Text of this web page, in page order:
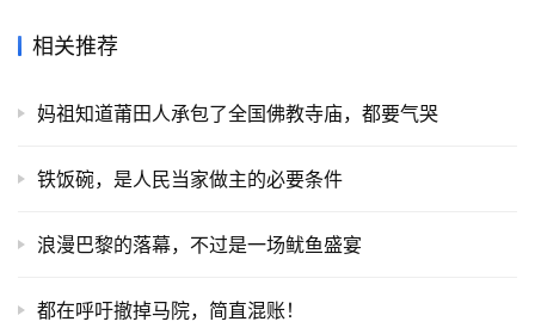
相关推荐
妈祖知道莆田人承包了全国佛教寺庙，都要气哭
铁饭碗，是人民当家做主的必要条件
浪漫巴黎的落幕，不过是一场鱿鱼盛宴
都在呼吁撤掉马院，简直混账！